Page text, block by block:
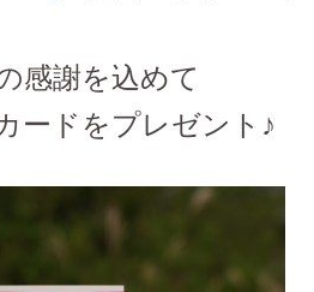
感謝を込めて
ードをプレゼント♪